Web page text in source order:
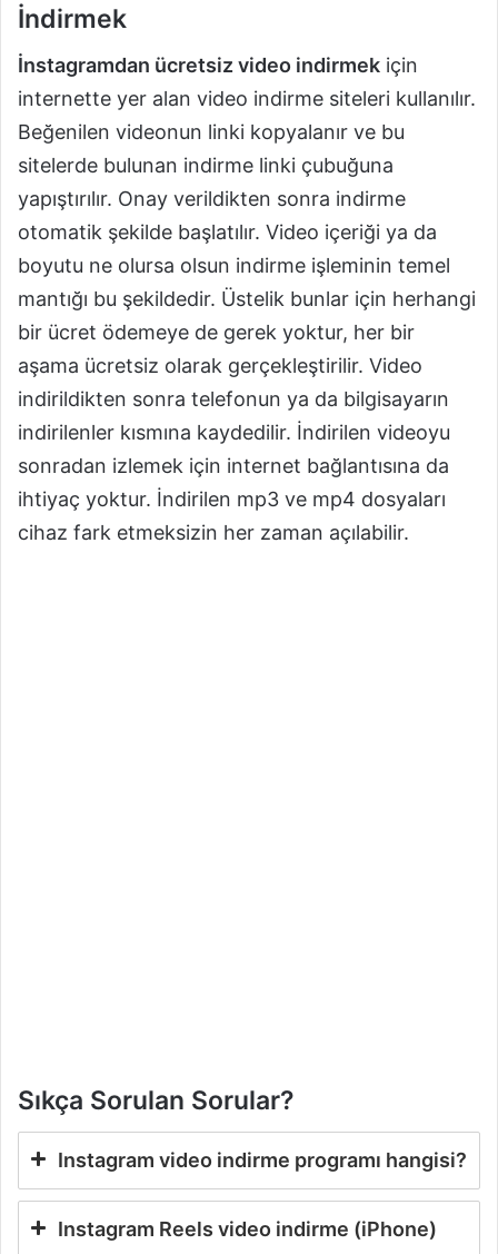
İndirmek
İnstagramdan ücretsiz video indirmek için
internette yer alan video indirme siteleri kullanılır.
Beğenilen videonun linki kopyalanır ve bu
sitelerde bulunan indirme linki çubuğuna
yapıştırılır. Onay verildikten sonra indirme
otomatik şekilde başlatılır. Video içeriği ya da
boyutu ne olursa olsun indirme işleminin temel
mantığı bu şekildedir. Üstelik bunlar için herhangi
bir ücret ödemeye de gerek yoktur, her bir
aşama ücretsiz olarak gerçekleştirilir. Video
indirildikten sonra telefonun ya da bilgisayarın
indirilenler kısmına kaydedilir. İndirilen videoyu
sonradan izlemek için internet bağlantısına da
ihtiyaç yoktur. İndirilen mp3 ve mp4 dosyaları
cihaz fark etmeksizin her zaman açılabilir.
Sıkça Sorulan Sorular?
Instagram video indirme programı hangisi?
Instagram Reels video indirme (iPhone)